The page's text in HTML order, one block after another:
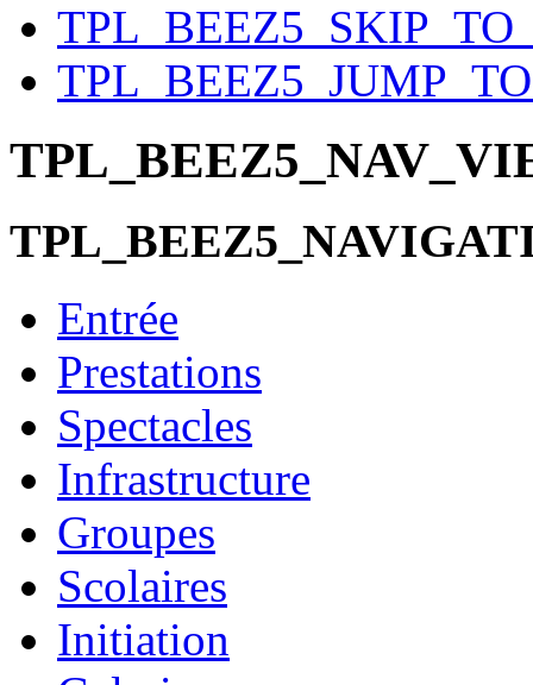
Entrée
Prestations
Spectacles
Infrastructure
Groupes
Scolaires
Initiation